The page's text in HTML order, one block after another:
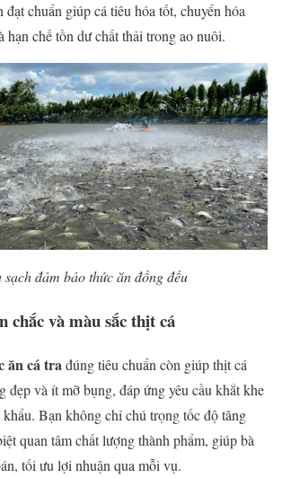
chuẩn giúp cá tiêu hóa tốt, chuyển hóa
hạn chế tồn dư chất thải trong ao nuôi.
đảm bảo thức ăn đồng đều
chắc và màu sắc thịt cá
ăn cá trađúng tiêu chuẩn còn giúp thịt cá
đẹp và ít mỡ bụng, đáp ứng yêu cầu khắt khe
Bạn không chỉ chú trọng tốc độ tăng
quan tâm chất lượng thành phẩm, giúp bà
tối ưu lợi nhuận qua mỗi vụ.